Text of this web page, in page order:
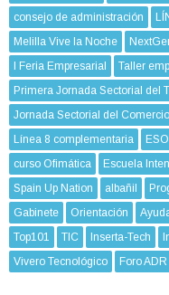
consejo de administración
Melilla Vive la Noche
I Feria Empresarial
Taller
Primera Jornada Sectorial del
Jornada Sectorial del
Línea 8 complementaria
ESO
curso Ofimática
Escuela
Spain Up Nation
albañil
Gabinete
Orientación
Top101
TIC Inserta-Tech
Vivero Tecnológico
Foro ADR